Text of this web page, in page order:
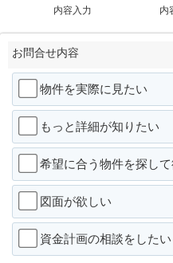
内容入力 内
お問合せ内容
物件を実際に見たい
もっと詳細が知りたい
希望に合う物件を探し
図面が欲しい
資金計画の相談をしたい